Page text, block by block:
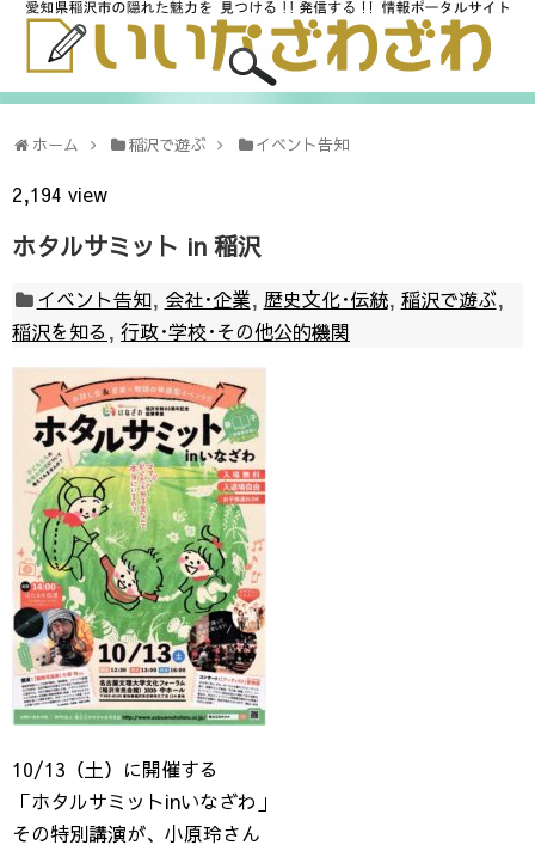
ホーム 稲沢で遊ぶ イベント告知
2,194 view
ホタルサミット in 稲沢
イベント告知, 会社･企業, 歴史文化･伝統, 稲沢で遊ぶ,
稲沢を知る , 行政･学校･その他公的機関
10/13（土）に開催する
「ホタルサミットinいなざわ」
その特別講演が、小原玲さん